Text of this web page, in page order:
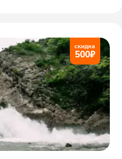
скидка
500₽